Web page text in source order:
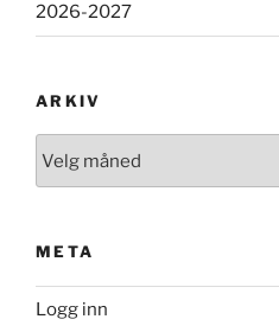
2026-2027
ARKIV
META
Logg inn